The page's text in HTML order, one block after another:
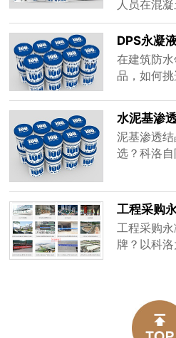
人员在混
容易陷入
区，结果
防水作为
专业品牌
调后续重
铁等大型
年丰富的
须搞清楚的
选型误区。
DPS永凝
在建筑防
品，如何
其中，
独特的防
从选购角度
择合适的
水泥基渗
筛选
泥基渗透
选？科洛
度解析选型
脱层空鼓
结构自防
工程采购
重点考察
工程采购
牌？以科